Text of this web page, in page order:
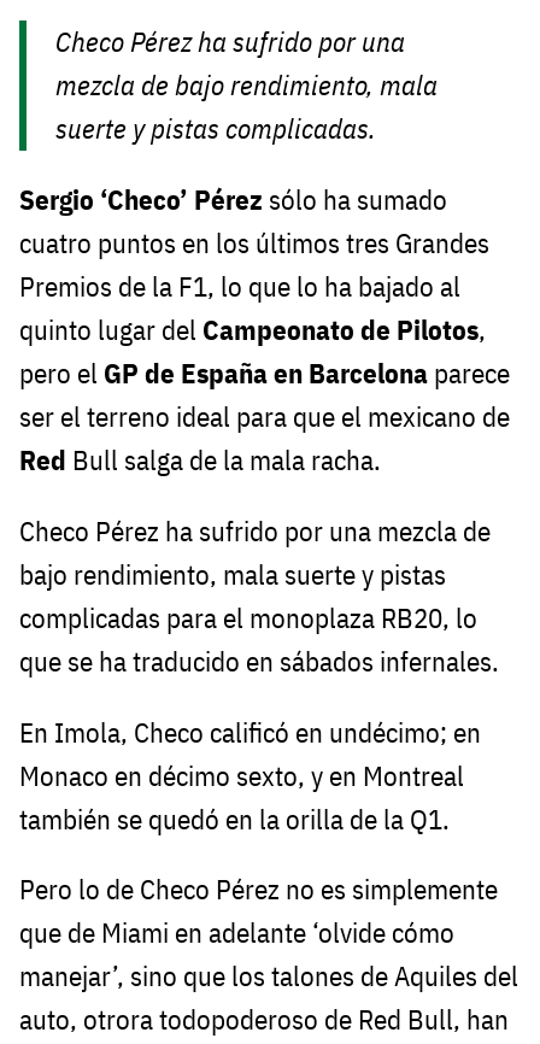
Checo Pérez ha sufrido por una
mezcla de bajo rendimiento, mala
suerte y pistas complicadas.
Sergio ‘Checo’ Pérez sólo ha sumado
cuatro puntos en los últimos tres Grandes
Premios de la F1, lo que lo ha bajado al
quinto lugar del Campeonato de Pilotos,
pero el GP de España en Barcelona parece
ser el terreno ideal para que el mexicano de
Red Bull salga de la mala racha.
Checo Pérez ha sufrido por una mezcla de
bajo rendimiento, mala suerte y pistas
complicadas para el monoplaza RB20, lo
que se ha traducido en sábados infernales.
En Imola, Checo calificó en undécimo; en
Monaco en décimo sexto, y en Montreal
también se quedó en la orilla de la Q1.
Pero lo de Checo Pérez no es simplemente
que de Miami en adelante ‘olvide cómo
manejar’, sino que los talones de Aquiles del
auto, otrora todopoderoso de Red Bull, han